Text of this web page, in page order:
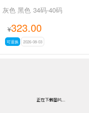
灰色 黑色 34码-40码
¥323.00
可退换 2026-08-03